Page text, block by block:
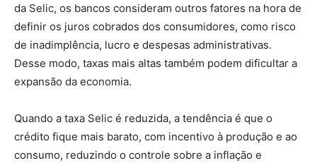
da Selic, os bancos consideram outros fatores na hora de
definir os juros cobrados dos consumidores, como risco
de inadimplência, lucro e despesas administrativas.
Desse modo, taxas mais altas também podem dificultar a
expansão da economia.
Quando a taxa Selic é reduzida, a tendência é que o
crédito fique mais barato, com incentivo à produção e ao
consumo, reduzindo o controle sobre a inflação e